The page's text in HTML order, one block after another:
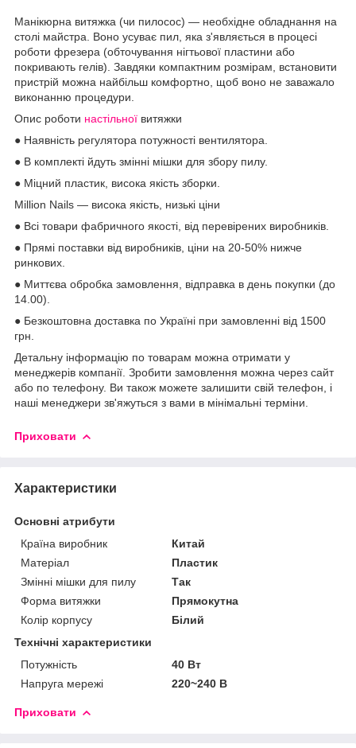
Манікюрна витяжка (чи пилосос) — необхідне обладнання на
столі майстра. Воно усуває пил, яка з'являється в процесі
роботи фрезера (обточування нігтьової пластини або
покривають гелів). Завдяки компактним розмірам, встановити
пристрій можна найбільш комфортно, щоб воно не заважало
виконанню процедури.
Опис роботи настільної витяжки
● Наявність регулятора потужності вентилятора.
● В комплекті йдуть змінні мішки для збору пилу.
● Міцний пластик, висока якість зборки.
Million Nails — висока якість, низькі ціни
● Всі товари фабричного якості, від перевірених виробників.
● Прямі поставки від виробників, ціни на 20-50% нижче
ринкових.
● Миттєва обробка замовлення, відправка в день покупки (до
14.00).
● Безкоштовна доставка по Україні при замовленні від 1500
грн.
Детальну інформацію по товарам можна отримати у
менеджерів компанії. Зробити замовлення можна через сайт
або по телефону. Ви також можете залишити свій телефон, і
наші менеджери зв'яжуться з вами в мінімальні терміни.
Приховати
Характеристики
Основні атрибути
Країна виробник
Китай
Матеріал
Пластик
Змінні мішки для пилу
Так
Форма витяжки
Прямокутна
Колір корпусу
Білий
Технічні характеристики
Потужність
40 Вт
Напруга мережі
220~240 В
Приховати